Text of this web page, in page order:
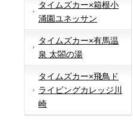
タイムズカー×箱根小
涌園ユネッサン
タイムズカー×有馬温
泉 太閤の湯
タイムズカー×飛鳥ド
ライビングカレッジ川
崎